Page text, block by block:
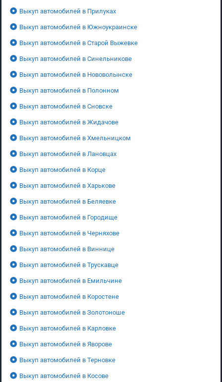
Выкуп автомобилей в Прилуках
Выкуп автомобилей в Южноукраинске
Выкуп автомобилей в Старой Выжевке
Выкуп автомобилей в Синельникове
Выкуп автомобилей в Нововолынске
Выкуп автомобилей в Полонном
Выкуп автомобилей в Сновске
Выкуп автомобилей в Жидачове
Выкуп автомобилей в Хмельницком
Выкуп автомобилей в Лановцах
Выкуп автомобилей в Корце
Выкуп автомобилей в Харькове
Выкуп автомобилей в Беляевке
Выкуп автомобилей в Городище
Выкуп автомобилей в Черняхове
Выкуп автомобилей в Виннице
Выкуп автомобилей в Трускавце
Выкуп автомобилей в Емильчине
Выкуп автомобилей в Коростене
Выкуп автомобилей в Золотоноше
Выкуп автомобилей в Карловке
Выкуп автомобилей в Яворове
Выкуп автомобилей в Терновке
Выкуп автомобилей в Косове